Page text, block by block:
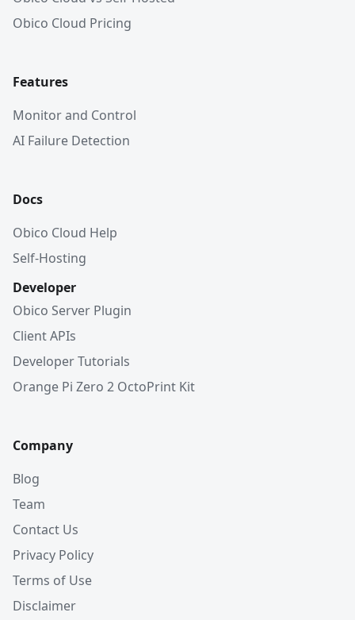
Obico Cloud Pricing
Features
Monitor and Control
AI Failure Detection
Docs
Obico Cloud Help
Self-Hosting
Developer
Obico Server Plugin
Client APIs
Developer Tutorials
Orange Pi Zero 2 OctoPrint Kit
Company
Blog
Team
Contact Us
Privacy Policy
Terms of Use
Disclaimer